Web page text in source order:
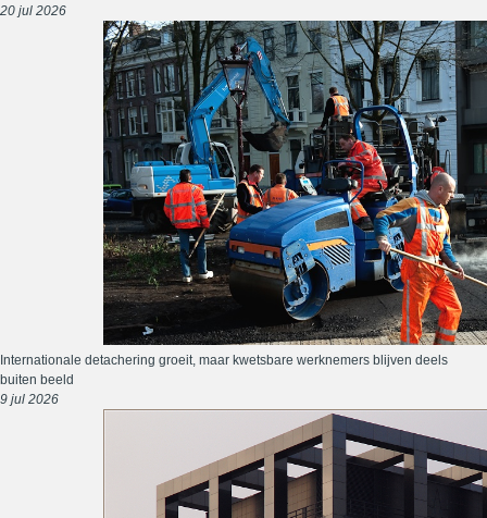
20 jul 2026
Internationale detachering groeit, maar kwetsbare werknemers blijven deels
buiten beeld
9 jul 2026